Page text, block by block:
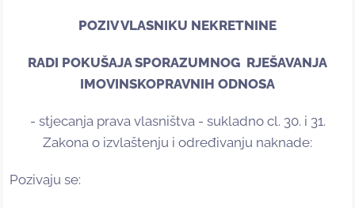
POZIV VLASNIKU NEKRETNINE
RADI POKUŠAJA SPORAZUMNOG RJEŠAVANJA
IMOVINSKOPRAVNIH ODNOSA
- stjecanja prava vlasništva - sukladno cl. 30. i 31.
Zakona o izvlaštenju i određivanju naknade:
Pozivaju se: